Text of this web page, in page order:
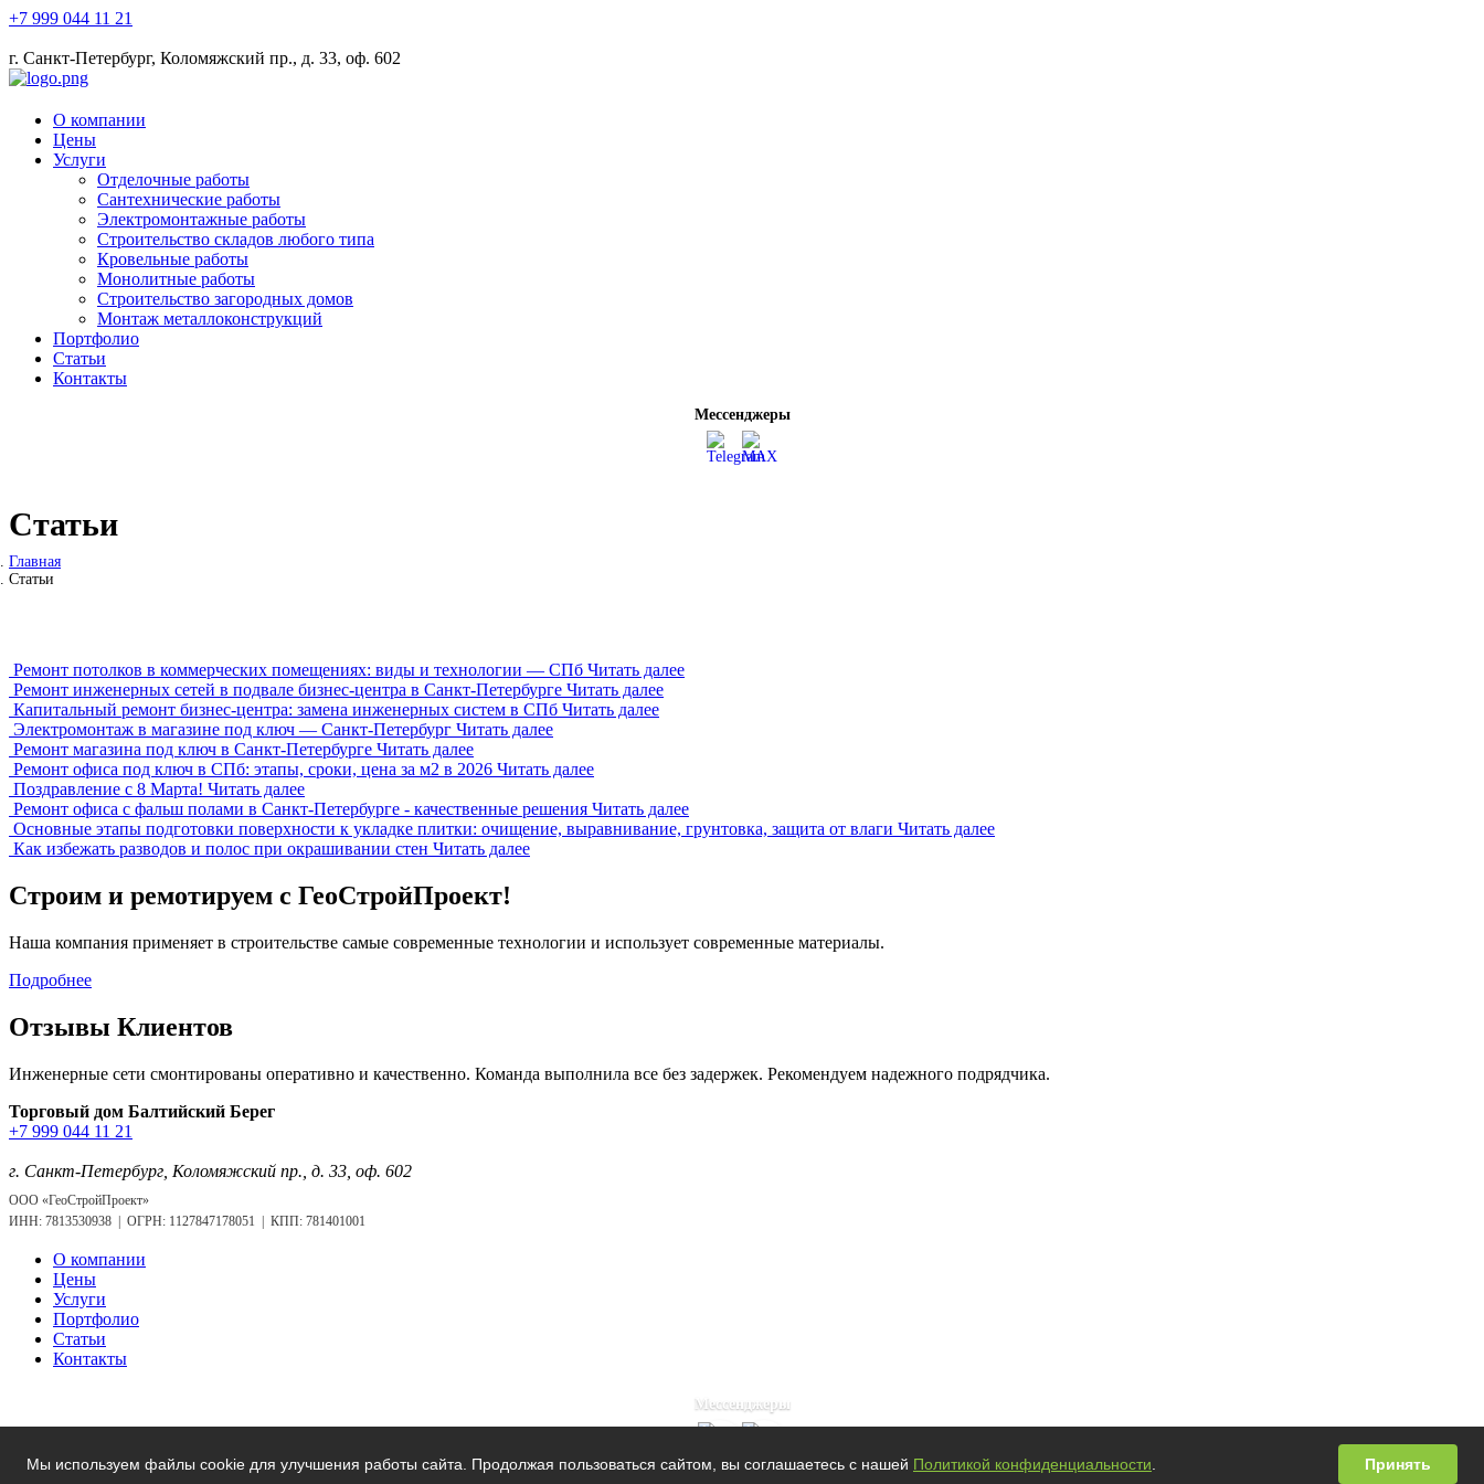
+7 999 044 11 21
г. Санкт-Петербург, Коломяжский пр., д. 33, оф. 602
О компании
Цены
Услуги
Отделочные работы
Сантехнические работы
Электромонтажные работы
Строительство складов любого типа
Кровельные работы
Монолитные работы
Строительство загородных домов
Монтаж металлоконструкций
Портфолио
Статьи
Контакты
Мессенджеры
Статьи
Главная
Статьи
Ремонт потолков в коммерческих помещениях: виды и технологии — СПб Читать далее
Ремонт инженерных сетей в подвале бизнес-центра в Санкт-Петербурге Читать далее
Капитальный ремонт бизнес-центра: замена инженерных систем в СПб Читать далее
Электромонтаж в магазине под ключ — Санкт-Петербург Читать далее
Ремонт магазина под ключ в Санкт-Петербурге Читать далее
Ремонт офиса под ключ в СПб: этапы, сроки, цена за м2 в 2026 Читать далее
Поздравление с 8 Марта! Читать далее
Ремонт офиса с фальш полами в Санкт-Петербурге - качественные решения Читать далее
Основные этапы подготовки поверхности к укладке плитки: очищение, выравнивание, грунтовка, защита от влаги Читать далее
Как избежать разводов и полос при окрашивании стен Читать далее
Строим и ремотируем с ГеоСтройПроект!
Наша компания применяет в строительстве самые современные технологии и использует современные материалы.
Подробнее
Отзывы Клиентов
Инженерные сети смонтированы оперативно и качественно. Команда выполнила все без задержек. Рекомендуем надежного подрядчика.
Торговый дом Балтийский Берег
+7 999 044 11 21
г. Санкт-Петербург, Коломяжский пр., д. 33, оф. 602
ООО «ГеоСтройПроект»
ИНН: 7813530938 | ОГРН: 1127847178051 | КПП: 781401001
О компании
Цены
Услуги
Портфолио
Статьи
Контакты
Мессенджеры
Мы используем файлы cookie для улучшения работы сайта. Продолжая пользоваться сайтом, вы соглашаетесь с нашей Политикой конфиденциальности Принять